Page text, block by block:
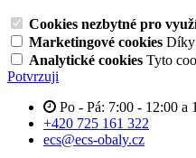
Cookies nezbytné pro
Marketingové cookies Díky
Analytické cookies Tyto
Potvrzuji
Po - Pá: 7:00 - 12:00 a
+420 725 161 322
ecs@ecs-obaly.cz